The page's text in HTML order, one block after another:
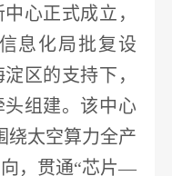
心正式成立 ，
息化局批复设
区的支持下，
头组建。该中心
绕太空算力全产
，贯通“芯片—